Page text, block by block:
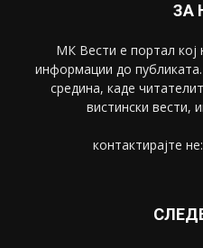
ЗА
МК Вести е портал коj
информации до
средина, каде
вистински вести,
контактирајте не: